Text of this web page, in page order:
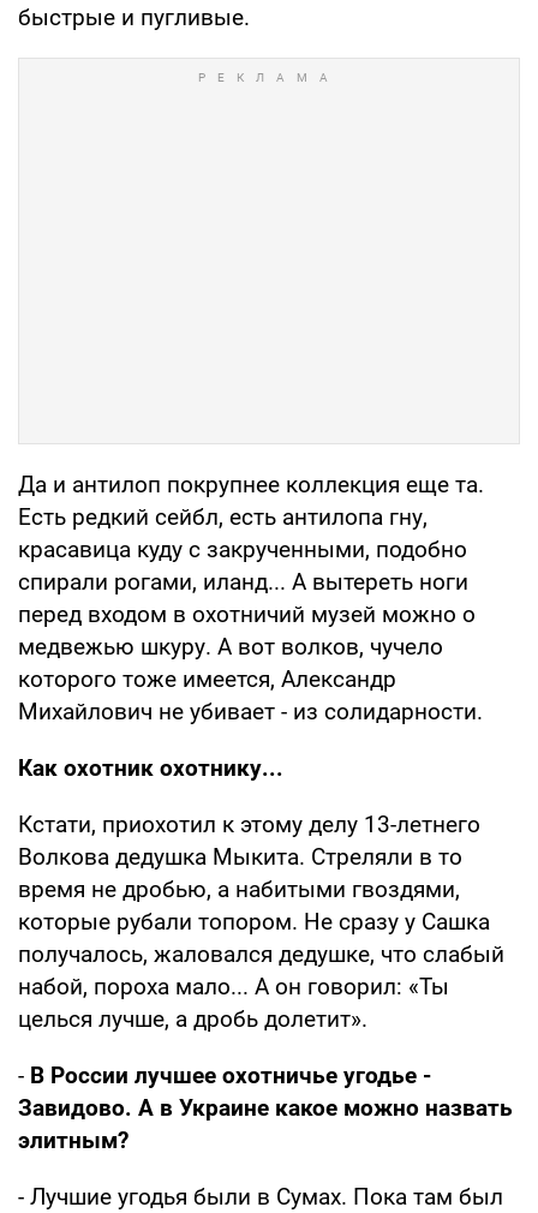
быстрые и пугливые.
Да и антилоп покрупнее коллекция еще та.
Есть редкий сейбл, есть антилопа гну,
красавица куду с закрученными, подобно
спирали рогами, иланд... А вытереть ноги
перед входом в охотничий музей можно о
медвежью шкуру. А вот волков, чучело
которого тоже имеется, Александр
Михайлович не убивает - из солидарности.
Как охотник охотнику...
Кстати, приохотил к этому делу 13-летнего
Волкова дедушка Мыкита. Стреляли в то
время не дробью, а набитыми гвоздями,
которые рубали топором. Не сразу у Сашка
получалось, жаловался дедушке, что слабый
набой, пороха мало... А он говорил: «Ты
целься лучше, а дробь долетит».
- В России лучшее охотничье угодье -
Завидово. А в Украине какое можно назвать
элитным?
- Лучшие угодья были в Сумах. Пока там был